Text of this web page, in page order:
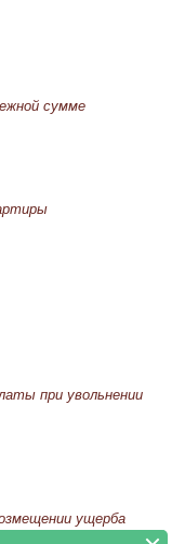
сумме
при увольнении
ущерба